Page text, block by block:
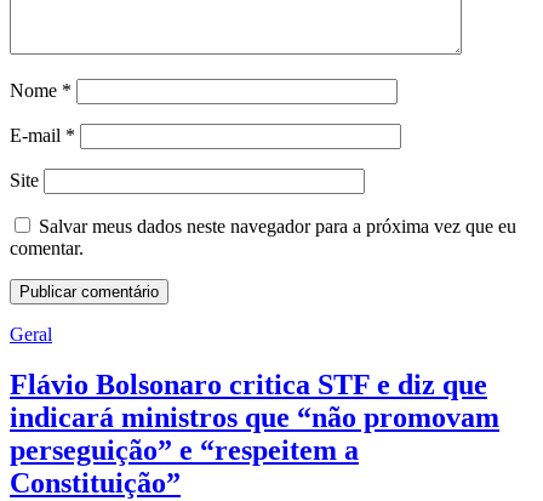
Nome *
E-mail *
Site
Salvar meus dados neste navegador para a próxima vez que eu
comentar.
Geral
Flávio Bolsonaro critica STF e diz que
indicará ministros que “não promovam
perseguição” e “respeitem a
Constituição”